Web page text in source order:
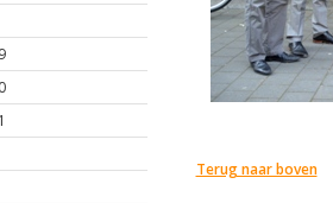
Terug naar boven